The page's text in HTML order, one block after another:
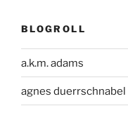
BLOGROLL
a.k.m. adams
agnes duerrschnabel